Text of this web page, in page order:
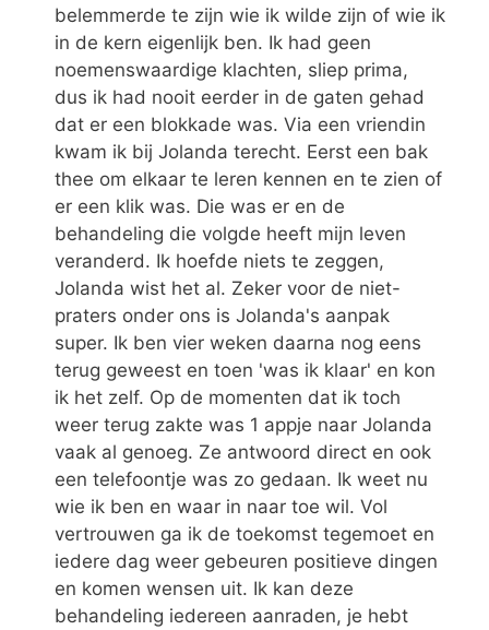
belemmerde te zijn wie ik wilde zijn of wie ik
in de kern eigenlijk ben. Ik had geen
noemenswaardige klachten, sliep prima,
dus ik had nooit eerder in de gaten gehad
dat er een blokkade was. Via een vriendin
kwam ik bij Jolanda terecht. Eerst een bak
thee om elkaar te leren kennen en te zien of
er een klik was. Die was er en de
behandeling die volgde heeft mijn leven
veranderd. Ik hoefde niets te zeggen,
Jolanda wist het al. Zeker voor de niet-
praters onder ons is Jolanda's aanpak
super. Ik ben vier weken daarna nog eens
terug geweest en toen 'was ik klaar' en kon
ik het zelf. Op de momenten dat ik toch
weer terug zakte was 1 appje naar Jolanda
vaak al genoeg. Ze antwoord direct en ook
een telefoontje was zo gedaan. Ik weet nu
wie ik ben en waar in naar toe wil. Vol
vertrouwen ga ik de toekomst tegemoet en
iedere dag weer gebeuren positieve dingen
en komen wensen uit. Ik kan deze
behandeling iedereen aanraden, je hebt